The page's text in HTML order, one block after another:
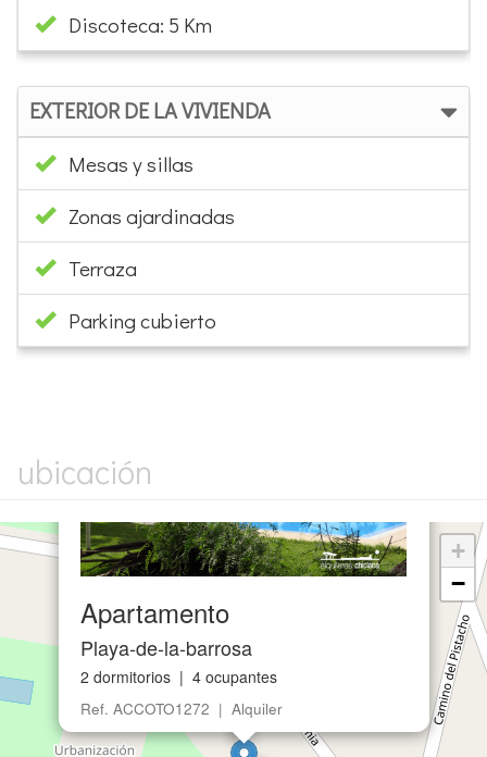
Discoteca: 5 Km
EXTERIOR DE LA VIVIENDA
Mesas y sillas
Zonas ajardinadas
Terraza
Parking cubierto
ubicación
Apartamento
Playa-de-la-barrosa
2 dormitorios | 4 ocupantes
Ref. ACCOTO1272 | Alquiler
+
−